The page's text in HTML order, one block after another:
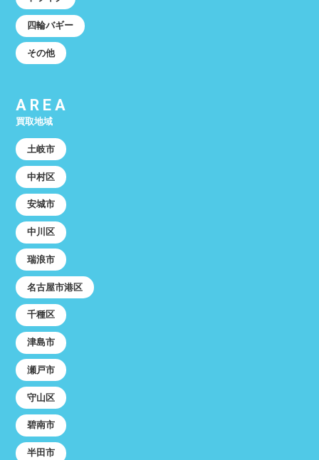
四輪バギー
その他
AREA
買取地域
土岐市
中村区
安城市
中川区
瑞浪市
名古屋市港区
千種区
津島市
瀬戸市
守山区
碧南市
半田市